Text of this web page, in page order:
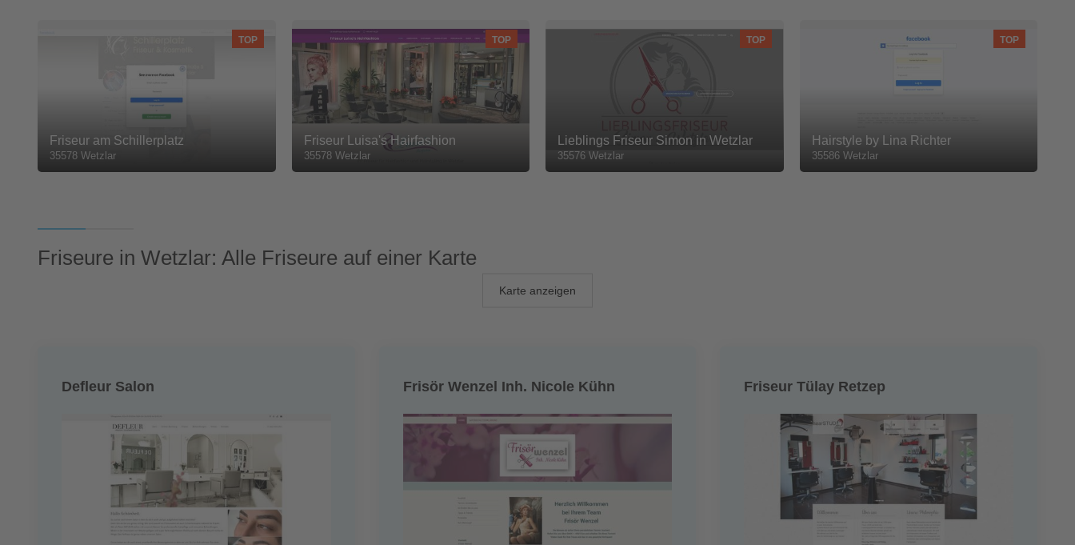
TOP
Friseur am Schillerplatz
35578 Wetzlar
TOP
Friseur Luisa's Hairfashion
35578 Wetzlar
TOP
Lieblings Friseur Simon in Wetzlar
35576 Wetzlar
TOP
Hairstyle by Lina Richter
35586 Wetzlar
Friseure in Wetzlar: Alle Friseure auf einer Karte
Karte anzeigen
Defleur Salon Frisör Wenzel Inh. Nicole Kühn Friseur Tülay Retzep